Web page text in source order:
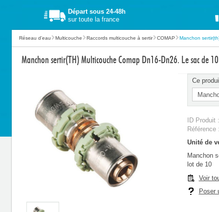
Départ sous 24-48h
sur toute la france
Réseau d'eau Multicouche Raccords multicouche à sertir COMAP Manchon
Manchon sertir(TH) Multicouche Comap Dn16-Dn26. Le sac de 10
Ce
ID Produit
Unité de
Manchon
lot de 10
Voir
Poser